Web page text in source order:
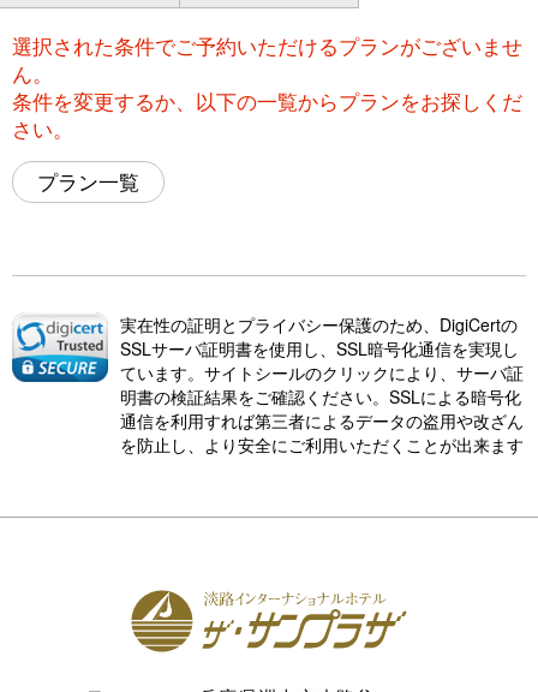
選択された条件でご予約いただけるプランがございませ
ん。
条件を変更するか、以下の一覧からプランをお探しくだ
さい。
プラン一覧
実在性の証明とプライバシー保護のため、DigiCertの
SSLサーバ証明書を使用し、SSL暗号化通信を実現し
ています。サイトシールのクリックにより、サーバ証
明書の検証結果をご確認ください。SSLによる暗号化
通信を利用すれば第三者によるデータの盗用や改ざん
を防止し、より安全にご利用いただくことが出来ます